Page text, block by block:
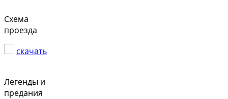
Схема
проезда
скачать
Легенды и
предания